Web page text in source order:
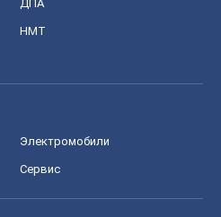
ДПА
НМТ
Электромобили
Сервис